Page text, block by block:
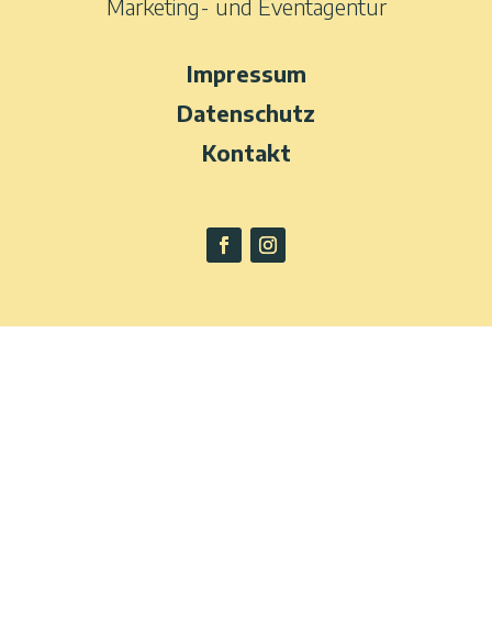
Marketing- und Eventagentur
Impressum
Datenschutz
Kontakt